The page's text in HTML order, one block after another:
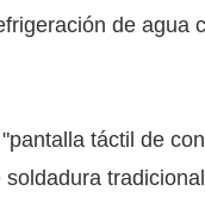
de
táctil de